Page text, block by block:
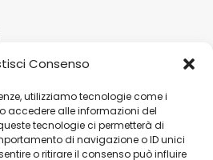
Consenso
utilizziamo tecnologie come i
accedere alle informazioni del
tecnologie ci permetterà di
di navigazione o ID unici
o ritirare il consenso può influire